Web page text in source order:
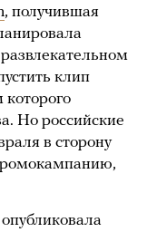
, получившая
клип
Но российские
в сторону